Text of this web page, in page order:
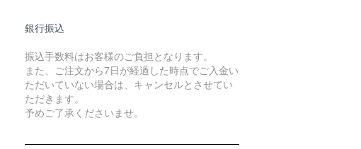
銀行振込
振込手数料はお客様のご負担となります。
また、ご注文から7日が経過した時点でご入金い
ただいていない場合は、キャンセルとさせてい
ただきます。
予めご了承くださいませ。